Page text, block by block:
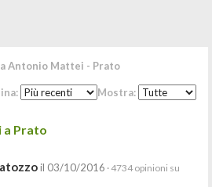
Antonio Mattei - Prato
Mostra:
a Prato
il 03/10/2016 · 4734 opinioni su